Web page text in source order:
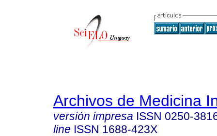
Archivos de Medicina
versión impresa ISSN 0250-
line ISSN 1688-423X